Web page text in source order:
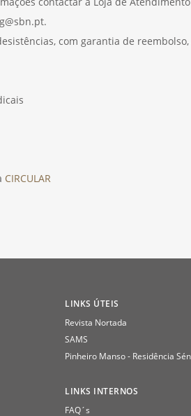
com garantia de
CIRCULAR
LINKS ÚTEIS
Revista Nortada
SAMS
Pinheiro Manso - Residência
LINKS INTERNOS
FAQ´s